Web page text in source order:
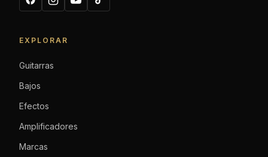
EXPLORAR
Guitarras
Bajos
Efectos
Amplificadores
Marcas